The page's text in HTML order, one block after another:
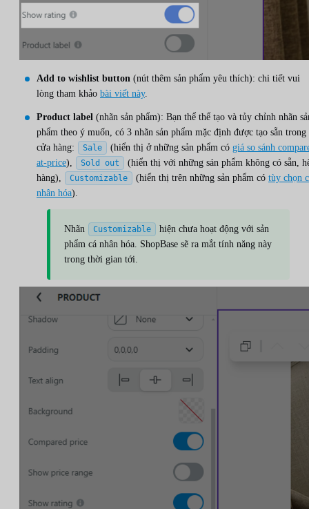
Add to wishlist button (nút thêm sản phẩm yêu thích): chi tiết vui
lòng tham khảo bài viết này.
Product label (nhãn sản phẩm): Bạn thể thể tạo và tủy chỉnh nhãn
phẩm theo ý muốn, có 3 nhãn sản phẩm mặc định được tạo sẵn trong
cửa hàng:
Sale (hiển thị ở những sản phẩm có giá so sánh
at-price), Sold out
(hiển thị với những sán phẩm không có sẵn,
hàng),
Customizable (hiển thị trên những sản phẩm có tùy chọn
nhân hóa).
Nhãn Customizable
hiện chưa hoạt động với sản
phẩm cá nhân hóa. ShopBase sẽ ra mắt tính năng này
trong thời gian tới.